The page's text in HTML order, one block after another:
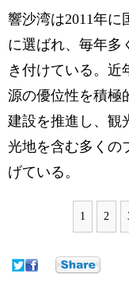
響沙湾は2011年
に選ばれ、毎年多
き付けている。近
源の優位性を積極
建設を推進し、観
光地を含む多くの
げている。
1 2